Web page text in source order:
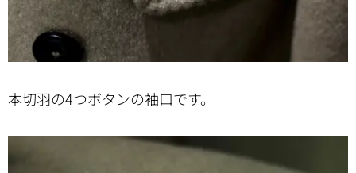
本切羽の4つボタンの袖口です。